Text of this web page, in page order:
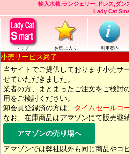
輸入水着,ランジェリー,ドレス,ダン
Lady Cat
トップ お気に入り 利用案内
小売サービス終了
当サイトでご提供しております小売サ
せていただきました。
業者の方、まとまったご注文をご検討
用をご検討ください。
卸会員登録済の方は、
タイムセールコ
なお、在庫商品はアマゾンにて販売継
アマゾンの売り場へ
アマゾンでは弊社以外も同じ商品やコ